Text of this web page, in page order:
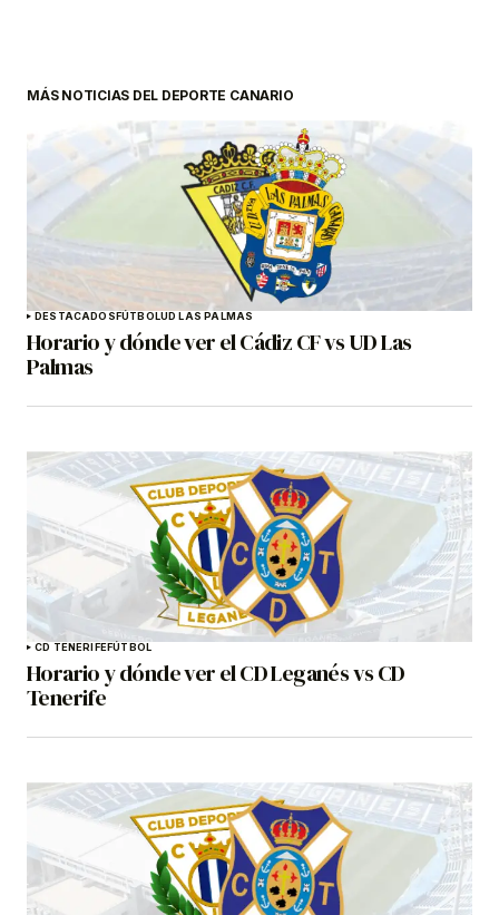
MÁS NOTICIAS DEL DEPORTE CANARIO
DESTACADOSFÚTBOLUD LAS PALMAS
Horario y dónde ver el Cádiz CF vs UD Las
Palmas
CD TENERIFEFÚTBOL
Horario y dónde ver el CD Leganés vs CD
Tenerife